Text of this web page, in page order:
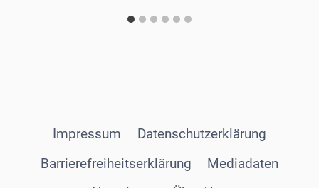
Impressum
Datenschutzerklärung
Barrierefreiheitserklärung
Mediadaten